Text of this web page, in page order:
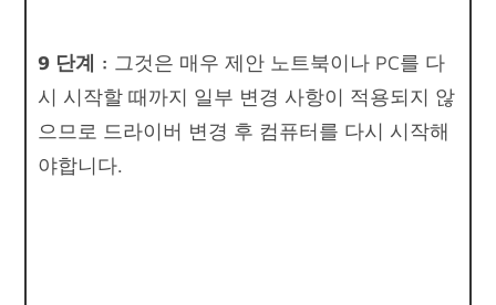
9 단계 : 그것은 매우제안 노트북이나 PC를 다
시 시작할 때까지 일부 변경 사항이 적용되지 않
으므로 드라이버 변경 후 컴퓨터를 다시 시작해
야합니다.